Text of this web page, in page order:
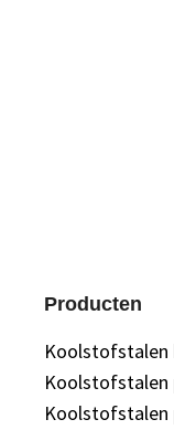
Producten
Koolstofstalen
Koolstofstalen
Koolstofstalen